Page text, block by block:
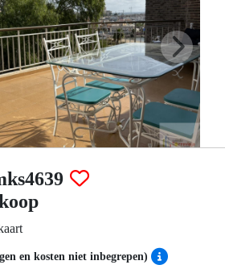
en kosten niet inbegrepen)